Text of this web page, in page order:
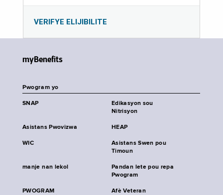
VERIFYE ELIJIBILITE
myBenefits
Pwogram yo
SNAP
Edikasyon sou
Nitrisyon
Asistans Pwovizwa HEAP
WIC
Asistans Swen pou
Timoun
manje nan lekol
Pandan lete pou repa
Pwogram
PWOGRAM
Afè Veteran